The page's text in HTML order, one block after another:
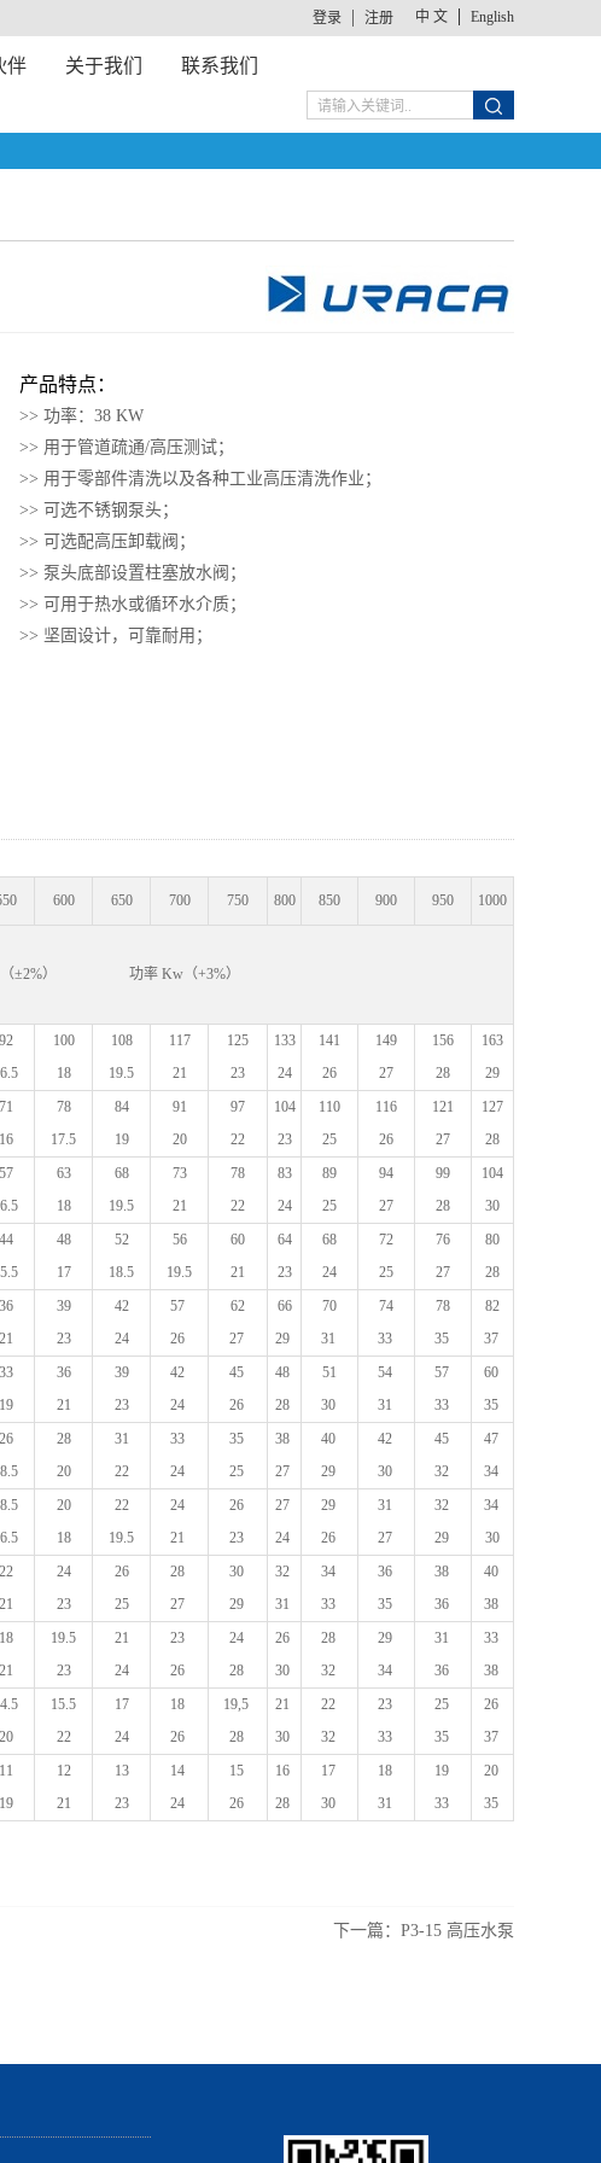
中 文 English
登录 注册
伴 关于我们 联系我们
产品特点：
>> 功率：38 KW
>> 用于管道疏通/高压测试；
>> 用于零部件清洗以及各种工业高压清洗作业；
>> 可选不锈钢泵头；
>> 可选配高压卸载阀；
>> 泵头底部设置柱塞放水阀；
>> 可用于热水或循环水介质；
>> 坚固设计，可靠耐用；
600 650 700 750 800 850 900 950 1000
（±2%） 功率 Kw（+3%）
92
100
18
108
19.5
117
21
125
23
133
24
141
26
149
27
156
28
163
29
71
16
78
17.5
84
19
91
20
97
22
104
23
110
25
116
26
121
27
127
28
57
63
18
68
19.5
73
21
78
22
83
24
89
25
94
27
99
28
104
30
44
48
17
52
18.5
56
19.5
60
21
64
23
68
24
72
25
76
27
80
28
36
21
39
23
42
24
57
26
62
27
66
29
70
31
74
33
78
35
82
37
33
19
36
21
39
23
42
24
45
26
48
28
51
30
54
31
57
33
60
35
26
28
20
31
22
33
24
35
25
38
27
40
29
42
30
45
32
47
34
20
18
22
19.5
24
21
26
23
27
24
29
26
31
27
32
29
34
30
22
21
24
23
26
25
28
27
30
29
32
31
34
33
36
35
38
36
40
38
18
21
19.5
23
21
24
23
26
24
28
26
30
28
32
29
34
31
36
33
38
20
15.5
22
17
24
18
26
19,5
28
21
30
22
32
23
33
25
35
26
37
11
19
12
21
13
23
14
24
15
26
16
28
17
30
18
31
19
33
20
35
下一篇： P3-15 高压水泵